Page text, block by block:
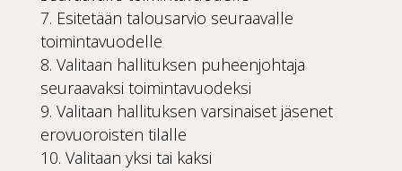
Esitetään talousarvio seuraavalle
toimintavuodelle
Valitaan hallituksen puheenjohtaja
seuraavaksi toimintavuodeksi
Valitaan hallituksen varsinaiset jäsenet
erovuoroisten tilalle
Valitaan yksi tai kaksi